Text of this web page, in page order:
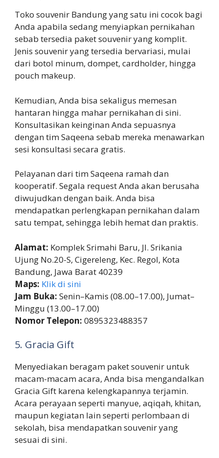
Toko souvenir Bandung yang satu ini cocok bagi
Anda apabila sedang menyiapkan pernikahan
sebab tersedia paket souvenir yang komplit.
Jenis souvenir yang tersedia bervariasi, mulai
dari botol minum, dompet, cardholder, hingga
pouch makeup.
Kemudian, Anda bisa sekaligus memesan
hantaran hingga mahar pernikahan di sini.
Konsultasikan keinginan Anda sepuasnya
dengan tim Saqeena sebab mereka menawarkan
sesi konsultasi secara gratis.
Pelayanan dari tim Saqeena ramah dan
kooperatif. Segala request Anda akan berusaha
diwujudkan dengan baik. Anda bisa
mendapatkan perlengkapan pernikahan dalam
satu tempat, sehingga lebih hemat dan praktis.
Alamat: Komplek Srimahi Baru, Jl. Srikania
Ujung No.20-S, Cigereleng, Kec. Regol, Kota
Bandung, Jawa Barat 40239
Maps: Klik di sini
Jam Buka: Senin–Kamis (08.00–17.00), Jumat–
Minggu (13.00–17.00)
Nomor Telepon: 0895323488357
5. Gracia Gift
Menyediakan beragam paket souvenir untuk
macam-macam acara, Anda bisa mengandalkan
Gracia Gift karena kelengkapannya terjamin.
Acara perayaan seperti manyue, aqiqah, khitan,
maupun kegiatan lain seperti perlombaan di
sekolah, bisa mendapatkan souvenir yang
sesuai di sini.